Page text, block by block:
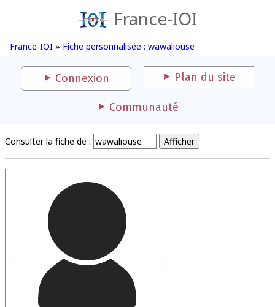
France-IOI
France-IOI » Fiche personnalisée : wawaliouse
Connexion Plan du site
Communauté
Consulter la fiche de :